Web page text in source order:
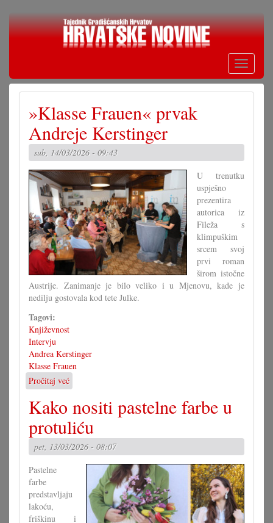
Skoči
Toggle
»Klasse Frauen« prvak
Andreje Kerstinger
sub, 14/03/2026 - 09:43
U trenutku
uspješno
prezentira
autorica iz
Fileža s
klimpuškim
srcem svoj
prvi roman
širom istočne
Austrije. Zanimanje je bilo veliko i u Mjenovu, kade je
nedilju gostovala kod tete Julke.
Tagovi:
Književnost
Intervju
Andrea Kerstinger
Klasse Frauen
Pročitaj već
»Klasse
Frauen«
prvak
Andreje
Kerstinger
Kako nositi pastelne farbe u
protuliću
pet, 13/03/2026 - 08:07
Pastelne
farbe
predstavljaju
lakoću,
friškinu i